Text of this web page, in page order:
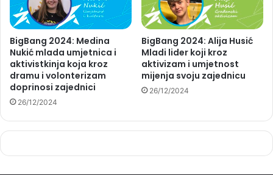
BigBang 2024: Medina
Nukić mlada umjetnica i
aktivistkinja koja kroz
dramu i volonterizam
doprinosi zajednici
26/12/2024
BigBang 2024: Alija Husić
Mladi lider koji kroz
aktivizam i umjetnost
mijenja svoju zajednicu
26/12/2024